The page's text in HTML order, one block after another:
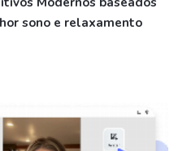
sono e relaxamento